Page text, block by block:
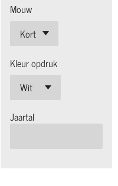
Mouw
Kleur opdruk
Jaartal